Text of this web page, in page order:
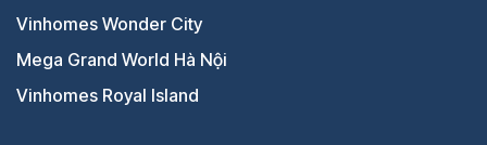
Vinhomes Wonder City
Mega Grand World Hà Nội
Vinhomes Royal Island